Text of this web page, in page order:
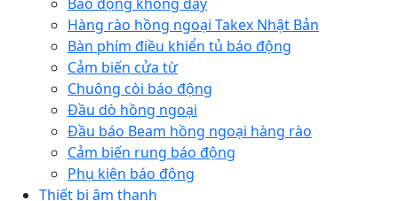
Báo động không dây
Hàng rào hồng ngoại Takex Nhật Bản
Bàn phím điều khiển tủ báo động
Cảm biến cửa từ
Chuông còi báo động
Đầu dò hồng ngoại
Đầu báo Beam hồng ngoại hàng rào
Cảm biến rung báo động
Phụ kiện báo động
Thiết bị âm thanh